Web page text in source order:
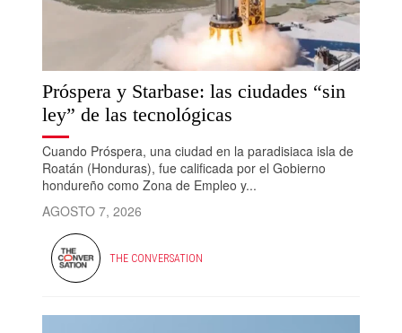
Próspera y Starbase: las ciudades “sin
ley” de las tecnológicas
Cuando Próspera, una ciudad en la paradisiaca isla de
Roatán (Honduras), fue calificada por el Gobierno
hondureño como Zona de Empleo y...
AGOSTO 7, 2026
THE CONVERSATION